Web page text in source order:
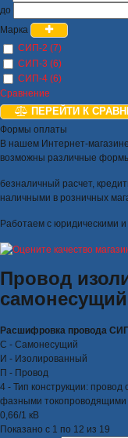
до
Марка
СИП-2 (7)
СИП-3 (6)
СИП-4 (6)
Сравнение
ПЕРЕЙТИ К
Формы оплаты
В нашем Интернет-
возможны различные
безналичный расчет,
наличными в розничных
Работаем с юридическими
Провод
Расшифровка провода
С - Самонесущий
И - Изолированный
П - Провод
4 - Тип конструкции:
фазными токопроводящими
0,66/1 кВ
Показано с 1 по 12 из 19